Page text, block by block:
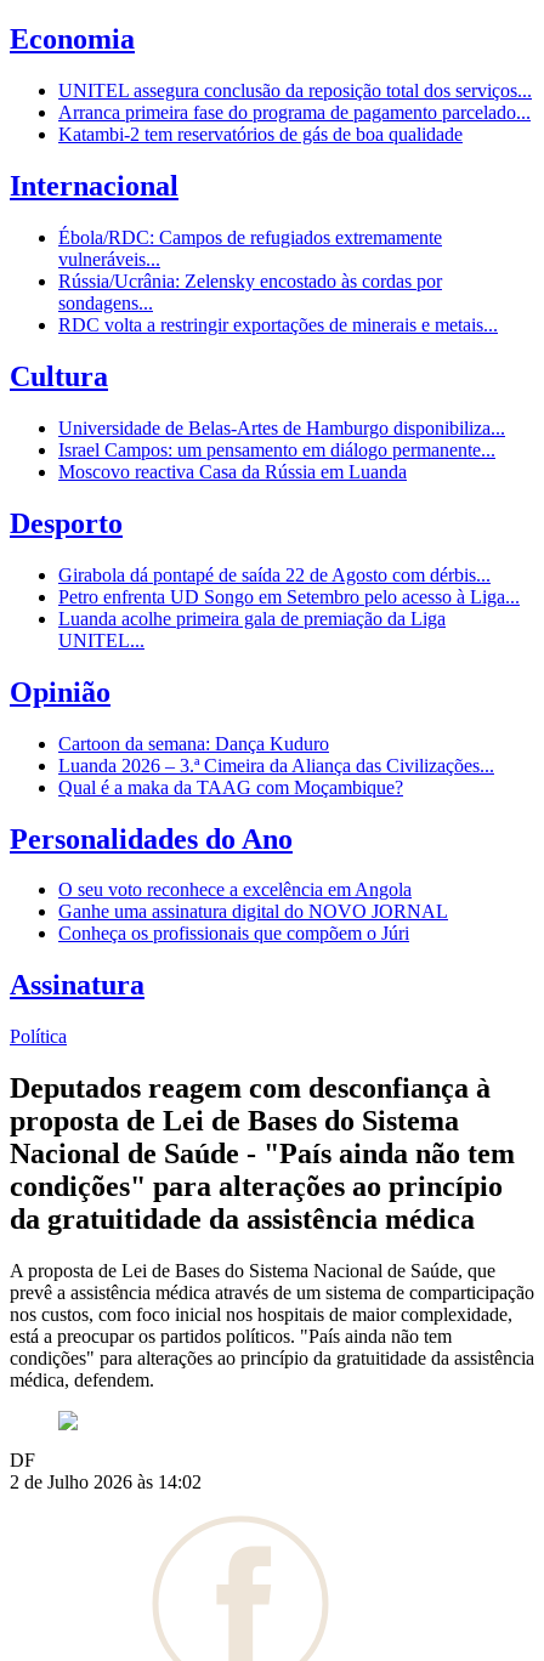
Economia
UNITEL assegura conclusão da reposição total dos serviços...
Arranca primeira fase do programa de pagamento parcelado...
Katambi-2 tem reservatórios de gás de boa qualidade
Internacional
Ébola/RDC: Campos de refugiados extremamente
vulneráveis...
Rússia/Ucrânia: Zelensky encostado às cordas por
sondagens...
RDC volta a restringir exportações de minerais e metais...
Cultura
Universidade de Belas-Artes de Hamburgo disponibiliza...
Israel Campos: um pensamento em diálogo permanente...
Moscovo reactiva Casa da Rússia em Luanda
Desporto
Girabola dá pontapé de saída 22 de Agosto com dérbis...
Petro enfrenta UD Songo em Setembro pelo acesso à Liga...
Luanda acolhe primeira gala de premiação da Liga
UNITEL...
Opinião
Cartoon da semana: Dança Kuduro
Luanda 2026 – 3.ª Cimeira da Aliança das Civilizações...
Qual é a maka da TAAG com Moçambique?
Personalidades do Ano
O seu voto reconhece a excelência em Angola
Ganhe uma assinatura digital do NOVO JORNAL
Conheça os profissionais que compõem o Júri
Assinatura
Política
Deputados reagem com desconfiança à
proposta de Lei de Bases do Sistema
Nacional de Saúde - "País ainda não tem
condições" para alterações ao princípio
da gratuitidade da assistência médica
A proposta de Lei de Bases do Sistema Nacional de Saúde, que
prevê a assistência médica através de um sistema de comparticipação
nos custos, com foco inicial nos hospitais de maior complexidade,
está a preocupar os partidos políticos. "País ainda não tem
condições" para alterações ao princípio da gratuitidade da assistência
médica, defendem.
DF
2 de Julho 2026 às 14:02